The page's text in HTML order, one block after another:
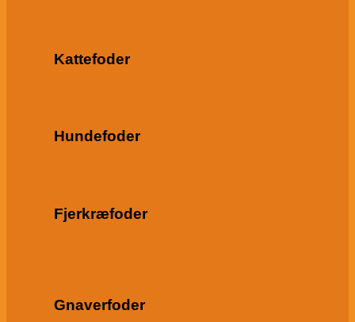
Kattefoder
Hundefoder
Fjerkræfoder
Gnaverfoder